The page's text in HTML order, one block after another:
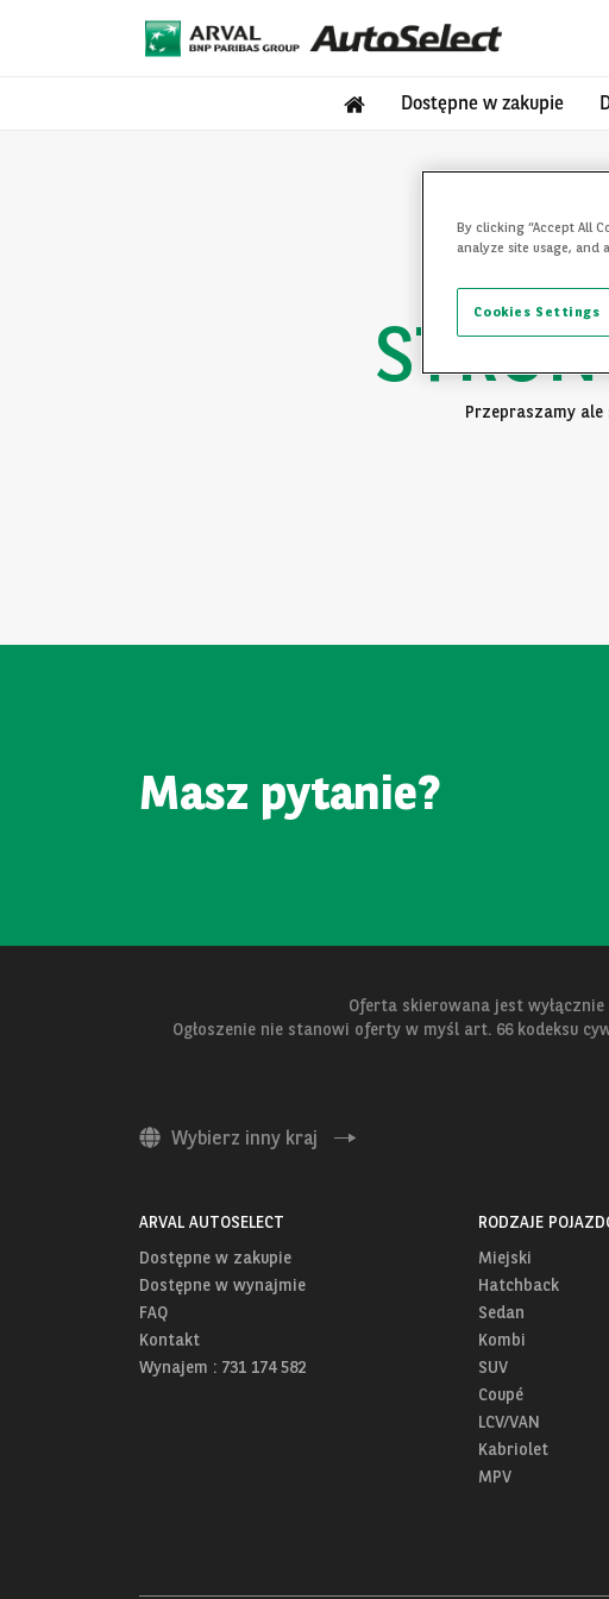
Dostępne w zakupie
Przepraszamy
Masz pytanie?
Oferta skierowana jest
Ogłoszenie nie stanowi oferty w myśl art. 66 kodeksu
Wybierz inny kraj
ARVAL AUTOSELECT
Dostępne w zakupie
Dostępne w wynajmie
FAQ
Kontakt
Wynajem : 731 174 582
RODZAJE
Miejski
Hatchback
Sedan
Kombi
SUV
Coupé
LCV/VAN
Kabriolet
MPV
By clicking “Accept All
analyze site usage, and
Cookies Settings